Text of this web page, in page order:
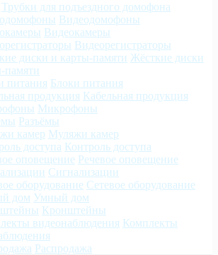
Трубки для подъездного домофона
Видеодомофоны
Видеокамеры
Видеорегистраторы
Жёсткие диски
памяти
Блоки питания
Кабельная продукция
Микрофоны
Разъёмы
Муляжи камер
Контроль доступа
Речевое оповещение
Сигнализации
Сетевое оборудование
Умный дом
Кронштейны
Комплекты
Распродажа